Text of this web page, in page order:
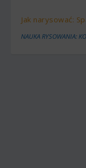
Jak narysować:
NAUKA RYSOWANIA: